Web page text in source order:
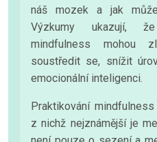
náš mozek a jak
Výzkumy ukazují,
mindfulness mohou
soustředit se, snížit
emocionální inteligenci.
Praktikování
z nichž nejznámější je